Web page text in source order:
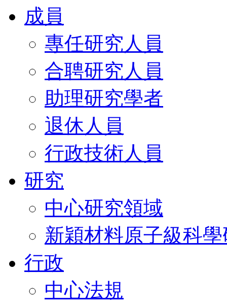
成員
專任研究人員
合聘研究人員
助理研究學者
退休人員
行政技術人員
研究
中心研究領域
新穎材料原子級科
行政
中心法規